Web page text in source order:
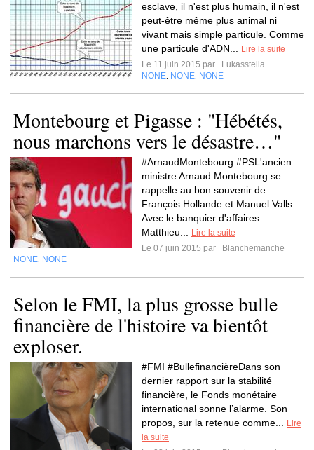
esclave, il n'est plus humain, il n'est
peut-être même plus animal ni
vivant mais simple particule. Comme
une particule d'ADN...
Lire la suite
Le 11 juin 2015 par
Lukasstella
NONE NONE NONE
Montebourg et Pigasse : "Hébétés,
nous marchons vers le désastre…"
#ArnaudMontebourg #PSL'ancien
ministre Arnaud Montebourg se
rappelle au bon souvenir de
François Hollande et Manuel Valls.
Avec le banquier d'affaires
Matthieu...
Lire la suite
Le 07 juin 2015 par
Blanchemanche
NONE NONE
Selon le FMI, la plus grosse bulle
financière de l'histoire va bientôt
exploser.
#FMI #BullefinancièreDans son
dernier rapport sur la stabilité
financière, le Fonds monétaire
international sonne l’alarme. Son
propos, sur la retenue comme...
Lire
la suite